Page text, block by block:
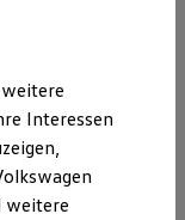
Trend
Interessen
weitere